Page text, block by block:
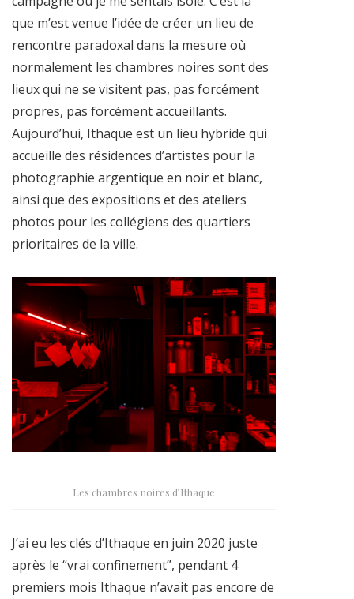
que m’est venue l’idée de créer un lieu de
rencontre paradoxal dans la mesure où
normalement les chambres noires sont des
lieux qui ne se visitent pas, pas forcément
propres, pas forcément accueillants.
Aujourd’hui, Ithaque est un lieu hybride qui
accueille des résidences d’artistes pour la
photographie argentique en noir et blanc,
ainsi que des expositions et des ateliers
photos pour les collégiens des quartiers
prioritaires de la ville.
Les chambres noires d’Ithaque
J’ai eu les clés d’Ithaque en juin 2020 juste
après le “vrai confinement”, pendant 4
premiers mois Ithaque n’avait pas encore de